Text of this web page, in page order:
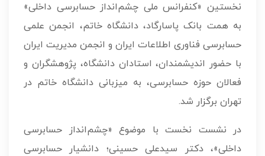
نخستین «کنفرانس ملی چشم‌انداز حسابرسی داخلی»
به همت بانک پاسارگاد، دانشگاه خاتم، انجمن علمی
حسابرسی فناوری اطلاعات ایران و انجمن مدیریت ایران
با حضور اندیشمندان، استادان دانشگاه، پژوهشگران و
فعالان حوزه حسابرسی، به میزبانی دانشگاه خاتم در
تهران برگزار شد.
در نشست نخست با موضوع «چشم‌انداز حسابرسی
داخلی»، دکتر سیدعلی حسینی؛ دانشیار حسابرسی